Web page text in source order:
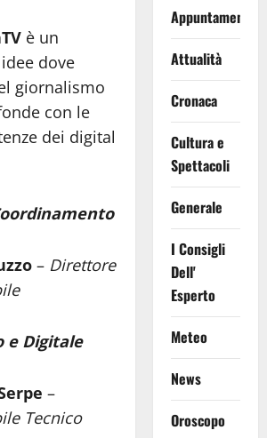
è un
dove
giornalismo
con le
dei digital
– Direttore
e Digitale
–
Tecnico
Appuntamenti
Attualità
Cronaca
Cultura e
Spettacoli
Generale
I Consigli
Dell'
Esperto
Meteo
News
Oroscopo